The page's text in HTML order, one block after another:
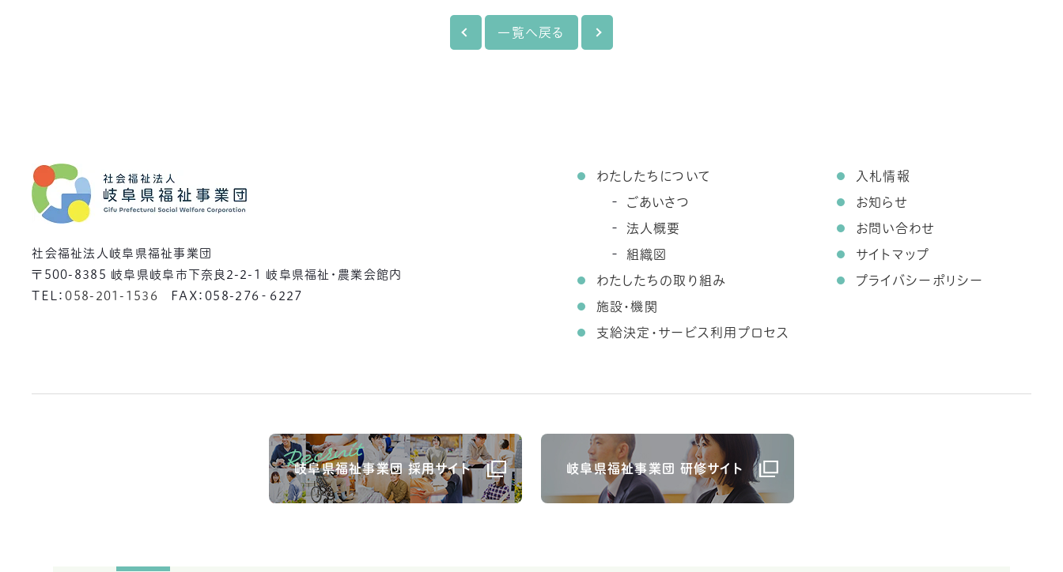
一覧へ戻る
社会福祉法人岐阜県福祉事業団
〒500-8385 岐阜県岐阜市下奈良2-2-1 岐阜県福祉・農業会館内
TEL：058-201-1536 FAX：058-276‐6227
わたしたちについて
ごあいさつ
法人概要
組織図
わたしたちの取り組み
施設・機関
支給決定・サービス利用プロセス
入札情報
お知らせ
お問い合わせ
サイトマップ
プライバシーポリシー
岐阜県福祉事業団 採用サイト 岐阜県福祉事業団 研修サイト